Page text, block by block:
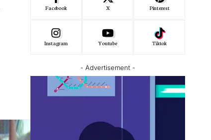
Facebook X Pinterest
Instagram Youtube Tiktok
- Advertisement -